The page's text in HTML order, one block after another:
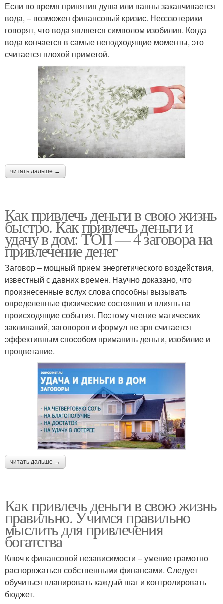
Если во время принятия душа или ванны заканчивается
вода, – возможен финансовый кризис. Неоэзотерики
говорят, что вода является символом изобилия. Когда
вода кончается в самые неподходящие моменты, это
считается плохой приметой.
читать дальше →
Как привлечь деньги в свою жизнь
быстро. Как привлечь деньги и
удачу в дом: ТОП — 4 заговора на
привлечение денег
Заговор – мощный прием энергетического воздействия,
известный с давних времен. Научно доказано, что
произнесенные вслух слова способны вызывать
определенные физические состояния и влиять на
происходящие события. Поэтому чтение магических
заклинаний, заговоров и формул не зря считается
эффективным способом приманить деньги, изобилие и
процветание.
читать дальше →
Как привлечь деньги в свою жизнь
правильно. Учимся правильно
мыслить для привлечения
богатства
Ключ к финансовой независимости – умение грамотно
распоряжаться собственными финансами. Следует
обучиться планировать каждый шаг и контролировать
бюджет.